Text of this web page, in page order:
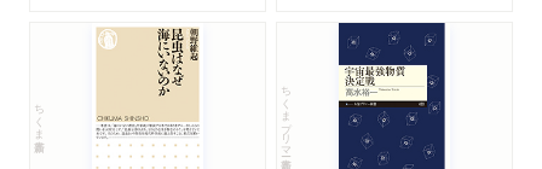
ちくま新書 ちくまプリマー新書